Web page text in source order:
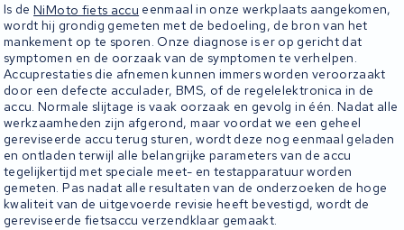
Is deNiMoto fiets accu eenmaal in onze werkplaats aangekomen,
wordt hij grondig gemeten met de bedoeling, de bron van het
mankement op te sporen. Onze diagnose is er op gericht dat
symptomen en de oorzaak van de symptomen te verhelpen.
Accuprestaties die afnemen kunnen immers worden veroorzaakt
door een defecte acculader, BMS, of de regelelektronica in de
accu. Normale slijtage is vaak oorzaak en gevolg in één. Nadat alle
werkzaamheden zijn afgerond, maar voordat we een geheel
gereviseerde accu terug sturen, wordt deze nog eenmaal geladen
en ontladen terwijl alle belangrijke parameters van de accu
tegelijkertijd met speciale meet- en testapparatuur worden
gemeten. Pas nadat alle resultaten van de onderzoeken de hoge
kwaliteit van de uitgevoerde revisie heeft bevestigd, wordt de
gereviseerde fietsaccu verzendklaar gemaakt.